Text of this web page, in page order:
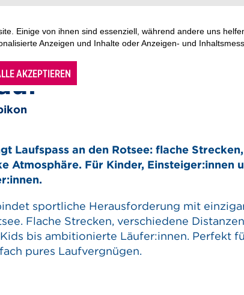
Einige von ihnen sind essenziell, während andere uns
Anzeigen und Inhalte oder Anzeigen- und
AKZEPTIEREN
Lauf, Marathon / Halbmarathon / Ultramarathon, Jogging
Laufspass an den Rotsee: flache
Atmosphäre. Für Kinder, Einsteiger:innen
sportliche Herausforderung mit
Flache Strecken, verschiedene
bis ambitionierte Läufer:innen. Perfekt
pures Laufvergnügen.